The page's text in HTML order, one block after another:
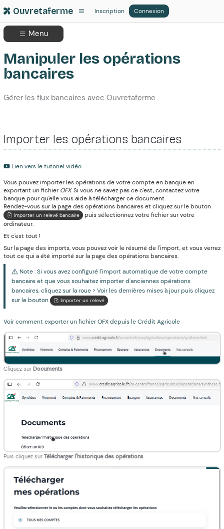
Ouvretaferme Inscription Connexion
Menu
Manipuler les opérations
bancaires
Gérer les flux bancaires avec Ouvretaferme
Importer les opérations bancaires
Lien vers le tutoriel vidéo
Vous pouvez importer les opérations de votre compte en banque en
exportant un fichier OFX. Si vous ne savez pas ce c'est, contactez votre
banque pour qu'elle vous aide à télécharger ce document.
Rendez-vous sur la page des opérations bancaires et cliquez sur le bouton
Importer un relevé bancaire puis sélectionnez votre fichier sur votre
ordinateur.
Et c'est tout !
Sur la page des imports, vous pouvez voir le résumé de l'import, et vous verrez
tout ce qui a été importé sur la page des opérations bancaires.
Note : Si vous avez configuré l'import automatique de votre compte
bancaire et que vous souhaitez importer d'anciennes opérations
bancaires, cliquez sur la roue > Voir les dernières mises à jour puis cliquez
sur le bouton
Importer un relevé
Voir comment exporter un fichier OFX depuis le Crédit Agricole
Cliquez sur Documents
Puis cliquez sur Télécharger l'historique des opérations